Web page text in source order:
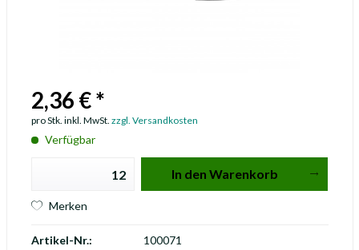
2,36 € *
pro Stk. inkl. MwSt. zzgl. Versandkosten
Verfügbar
In den Warenkorb
Merken
Artikel-Nr.:
100071